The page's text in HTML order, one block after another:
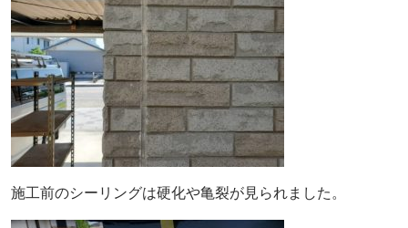
施工前のシーリングは硬化や亀裂が見られました。